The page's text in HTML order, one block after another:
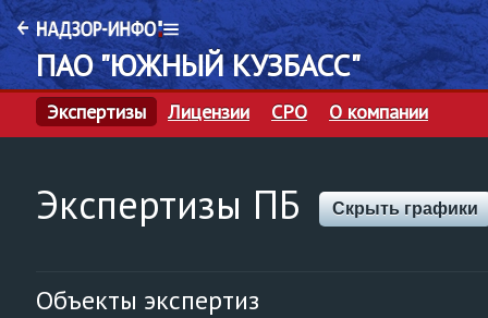
ПАО "ЮЖНЫЙ КУЗБАСС"
Экспертизы Лицензии СРО О компании
Экспертизы ПБ Скрыть графики
Объекты экспертиз